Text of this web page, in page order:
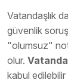
Vatandaşlık
güvenlik
"olumsuz"
olur.
kabul edilebilir